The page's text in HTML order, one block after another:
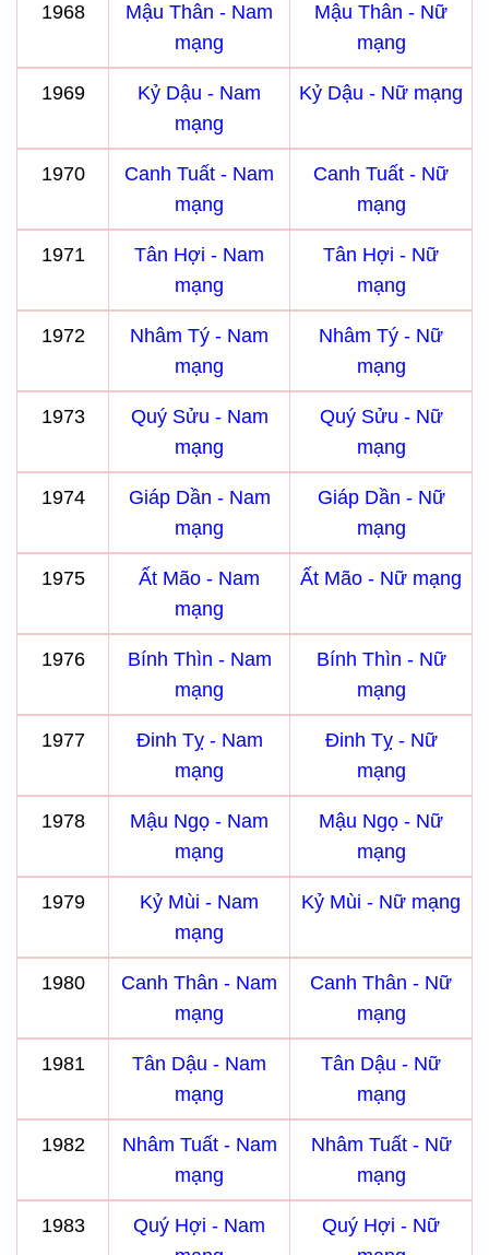
1968
Mậu Thân - Nam
mạng
Mậu Thân - Nữ
mạng
1969
Kỷ Dậu - Nam
mạng
Kỷ Dậu - Nữ mạng
1970
Canh Tuất - Nam
mạng
Canh Tuất - Nữ
mạng
1971
Tân Hợi - Nam
mạng
Tân Hợi - Nữ
mạng
1972
Nhâm Tý - Nam
mạng
Nhâm Tý - Nữ
mạng
1973
Quý Sửu - Nam
mạng
Quý Sửu - Nữ
mạng
1974
Giáp Dần - Nam
mạng
Giáp Dần - Nữ
mạng
1975
Ất Mão - Nam
mạng
Ất Mão - Nữ mạng
1976
Bính Thìn - Nam
mạng
Bính Thìn - Nữ
mạng
1977
Đinh Tỵ - Nam
mạng
Đinh Tỵ - Nữ
mạng
1978
Mậu Ngọ - Nam
mạng
Mậu Ngọ - Nữ
mạng
1979
Kỷ Mùi - Nam
mạng
Kỷ Mùi - Nữ mạng
1980
Canh Thân - Nam
mạng
Canh Thân - Nữ
mạng
1981
Tân Dậu - Nam
mạng
Tân Dậu - Nữ
mạng
1982
Nhâm Tuất - Nam
mạng
Nhâm Tuất - Nữ
mạng
1983
Quý Hợi - Nam
Quý Hợi - Nữ